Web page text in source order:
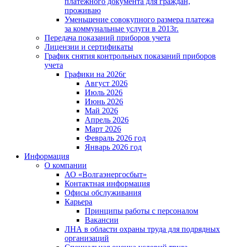
проживаю
Уменьшение совокупного размера платежа
за коммунальные услуги в 2013г.
Передача показаний приборов учета
Лицензии и сертификаты
График снятия контрольных показаний приборов
учета
Графики на 2026г
Август 2026
Июль 2026
Июнь 2026
Май 2026
Апрель 2026
Март 2026
Февраль 2026 год
Январь 2026 год
Информация
О компании
АО «Волгаэнергосбыт»
Контактная информация
Офисы обслуживания
Карьера
Принципы работы с персоналом
Вакансии
ЛНА в области охраны труда для подрядных
организаций